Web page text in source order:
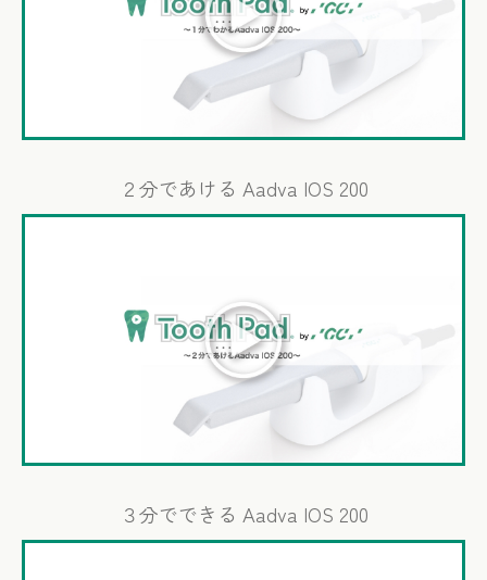
２分であける Aadva IOS 200
３分でできる Aadva IOS 200